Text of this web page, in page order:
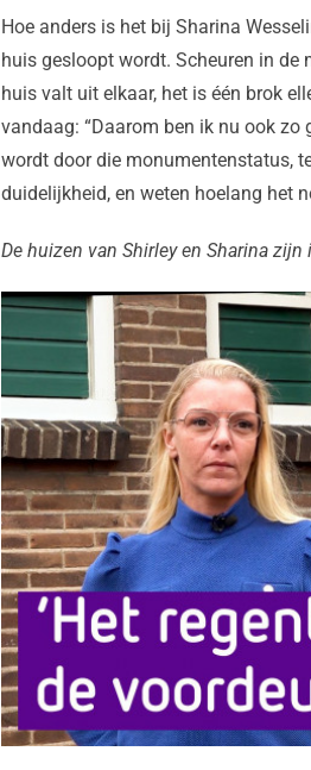
Hoe anders is het bij Sharina
huis gesloopt wordt. Scheuren in de
huis valt uit elkaar, het is één brok
vandaag: “Daarom ben ik nu ook
wordt door die monumentenstatus,
duidelijkheid, en weten hoelang het
De huizen van Shirley en Sharina